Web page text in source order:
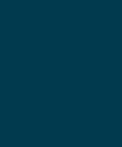
i nytt fönster.